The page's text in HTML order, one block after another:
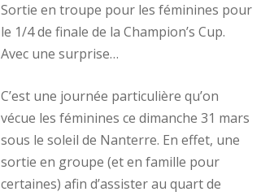
Sortie en troupe pour les féminines pour
le 1/4 de finale de la Champion’s Cup.
Avec une surprise…
C’est une journée particulière qu’on
vécue les féminines ce dimanche 31 mars
sous le soleil de Nanterre. En effet, une
sortie en groupe (et en famille pour
certaines) afin d’assister au quart de